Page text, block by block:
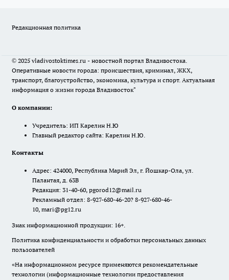
Редакционная политика
© 2025 vladivostoktimes.ru - новостной портал Владивостока.
Оперативные новости города: происшествия, криминал, ЖКХ,
транспорт, благоустройство, экономика, культура и спорт. Актуальная
информация о жизни города Владивосток"
О компании:
Учредитель: ИП Карелин Н.Ю
Главный редактор сайта: Карелин Н.Ю.
Контакты
Адрес: 424000, Республика Марий Эл, г. Йошкар-Ола, ул.
Палантая, д. 63В
Редакция: 31-40-60, pgorod12@mail.ru
Рекламный отдел: 8-927-680-46-20? 8-927-680-46-
10, mari@pg12.ru
Знак информационной продукции: 16+.
Политика конфиденциальности и обработки персональных данных
пользователей
«На информационном ресурсе применяются рекомендательные
технологии (информационные технологии предоставления